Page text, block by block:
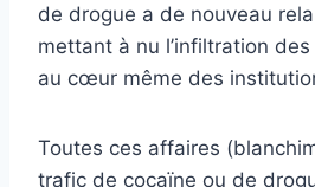
de drogue a de nouveau
mettant à nu l’infiltration
au cœur même des
Toutes ces affaires
trafic de cocaïne ou de